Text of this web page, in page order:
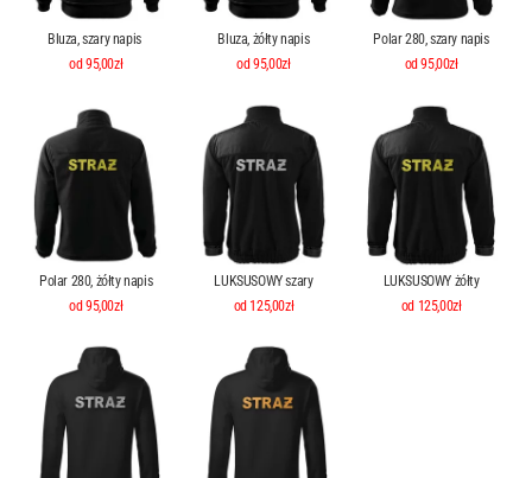
Bluza, szary napis
od 95,00zł
Bluza, żółty napis
od 95,00zł
Polar 280, szary napis
od 95,00zł
Polar 280, żółty napis
od 95,00zł
LUKSUSOWY szary
od 125,00zł
LUKSUSOWY żółty
od 125,00zł